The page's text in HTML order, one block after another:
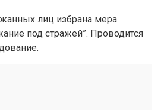
лиц избрана мера
под стражей”. Проводится